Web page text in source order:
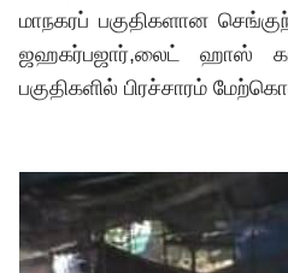
மாநகரப் பகுதிகளான
ஜஹகர்பஜார்,லைட் ஹாஸ்
பகுதிகளில் பிரச்சாரம்